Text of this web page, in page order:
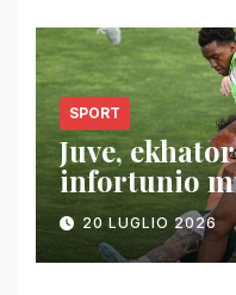
SPORT
Juve,
infortunio
20 LUGLIO 2026